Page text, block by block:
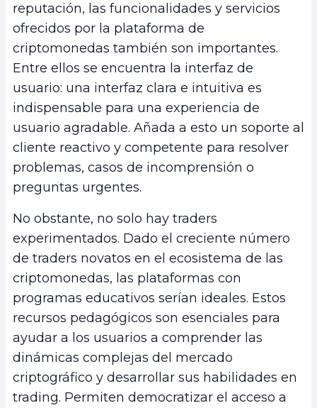
reputación, las funcionalidades y servicios
ofrecidos por la plataforma de
criptomonedas también son importantes.
Entre ellos se encuentra la interfaz de
usuario: una interfaz clara e intuitiva es
indispensable para una experiencia de
usuario agradable. Añada a esto un soporte al
cliente reactivo y competente para resolver
problemas, casos de incomprensión o
preguntas urgentes.
No obstante, no solo hay traders
experimentados. Dado el creciente número
de traders novatos en el ecosistema de las
criptomonedas, las plataformas con
programas educativos serían ideales. Estos
recursos pedagógicos son esenciales para
ayudar a los usuarios a comprender las
dinámicas complejas del mercado
criptográfico y desarrollar sus habilidades en
trading. Permiten democratizar el acceso a